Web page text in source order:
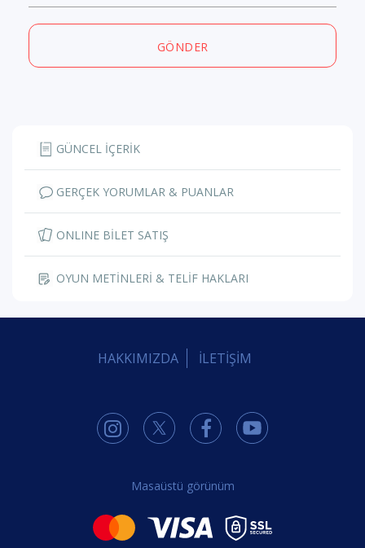
GÖNDER
GÜNCEL İÇERİK
GERÇEK YORUMLAR & PUANLAR
ONLINE BİLET SATIŞ
OYUN METİNLERİ & TELİF HAKLARI
HAKKIMIZDA İLETİŞİM
Masaüstü görünüm